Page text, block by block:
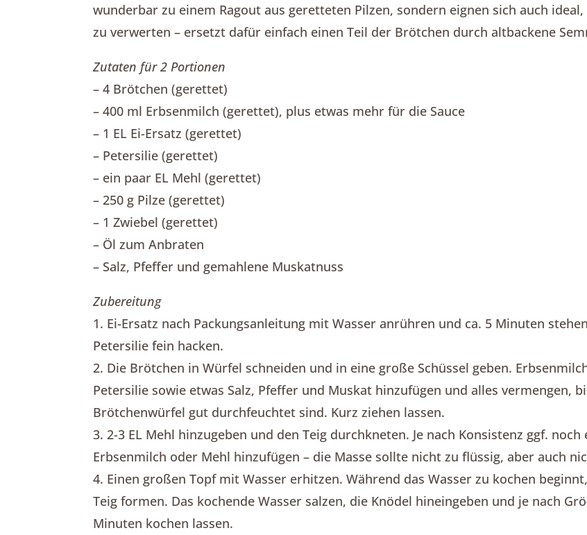
wunderbar zu einem Ragout aus geretteten Pilzen, sondern eignen sich auch
zu verwerten – ersetzt dafür einfach einen Teil der Brötchen durch altbackene
Zutaten für 2 Portionen
– 4 Brötchen (gerettet)
– 400 ml Erbsenmilch (gerettet), plus etwas mehr für die Sauce
– 1 EL Ei-Ersatz (gerettet)
– Petersilie (gerettet)
– ein paar EL Mehl (gerettet)
– 250 g Pilze (gerettet)
– 1 Zwiebel (gerettet)
– Öl zum Anbraten
– Salz, Pfeffer und gemahlene Muskatnuss
Zubereitung
1. Ei-Ersatz nach Packungsanleitung mit Wasser anrühren und ca. 5 Minuten
Petersilie fein hacken.
2. Die Brötchen in Würfel schneiden und in eine große Schüssel geben.
Petersilie sowie etwas Salz, Pfeffer und Muskat hinzufügen und alles vermengen,
Brötchenwürfel gut durchfeuchtet sind. Kurz ziehen lassen.
3. 2-3 EL Mehl hinzugeben und den Teig durchkneten. Je nach Konsistenz ggf. noch
Erbsenmilch oder Mehl hinzufügen – die Masse sollte nicht zu flüssig, aber auch
4. Einen großen Topf mit Wasser erhitzen. Während das Wasser zu kochen
Teig formen. Das kochende Wasser salzen, die Knödel hineingeben und je nach
Minuten kochen lassen.